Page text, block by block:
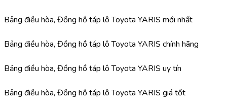
Bảng điều hòa, Đồng hồ táp lô Toyota YARIS mới nhất
Bảng điều hòa, Đồng hồ táp lô Toyota YARIS chính hãng
Bảng điều hòa, Đồng hồ táp lô Toyota YARIS uy tín
Bảng điều hòa, Đồng hồ táp lô Toyota YARIS giá tốt